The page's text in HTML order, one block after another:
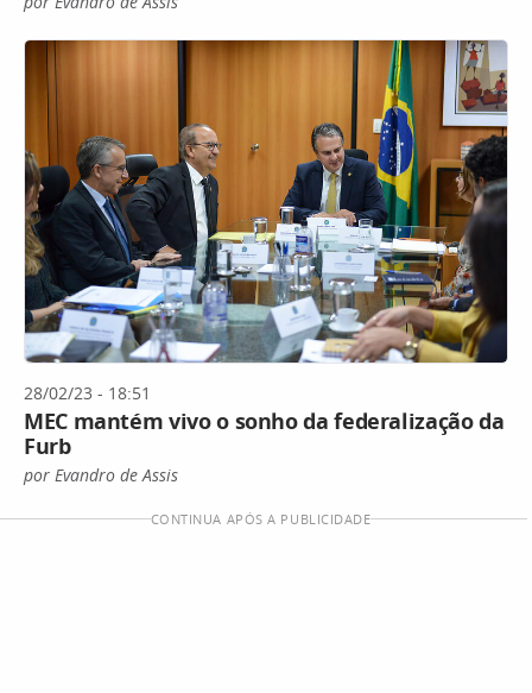
28/02/23 - 18:51
MEC mantém vivo o sonho da federalização da
Furb
por Evandro de Assis
CONTINUA APÓS A PUBLICIDADE